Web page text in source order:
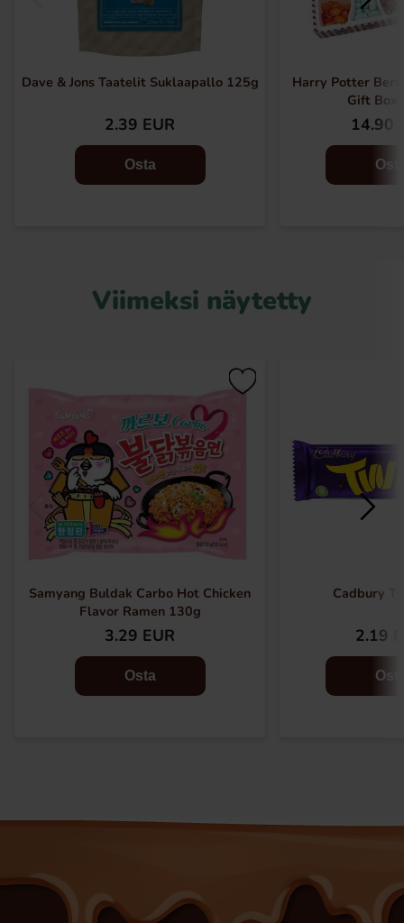
Dave & Jons Taatelit Suklaapallo 125g
2.39 EUR
Osta
Harry Potter
Gift Box
14.90
Viimeksi näytetty
Samyang Buldak Carbo Hot Chicken
Flavor Ramen 130g
3.29 EUR
Osta
Cadbury
2.19